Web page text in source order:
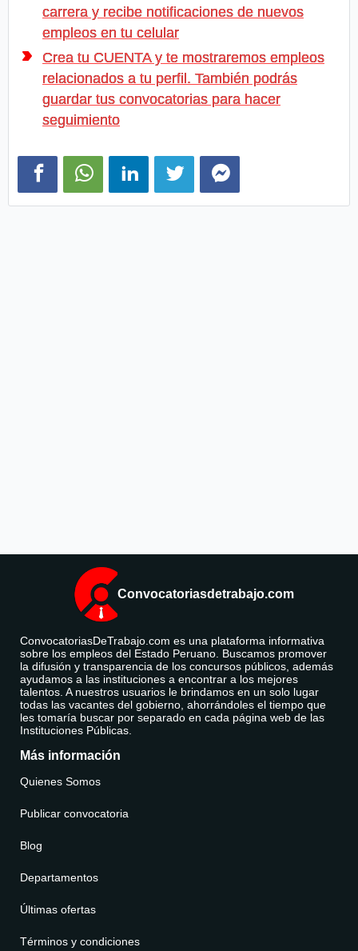
carrera y recibe notificaciones de nuevos
empleos en tu celular
Crea tu CUENTA y te mostraremos empleos
relacionados a tu perfil. También podrás
guardar tus convocatorias para hacer
seguimiento
Convocatoriasdetrabajo.com
ConvocatoriasDeTrabajo.com es una plataforma informativa
sobre los empleos del Estado Peruano. Buscamos promover
la difusión y transparencia de los concursos públicos, además
ayudamos a las instituciones a encontrar a los mejores
talentos. A nuestros usuarios le brindamos en un solo lugar
todas las vacantes del gobierno, ahorrándoles el tiempo que
les tomaría buscar por separado en cada página web de las
Instituciones Públicas.
Más información
Quienes Somos
Publicar convocatoria
Blog
Departamentos
Últimas ofertas
Términos y condiciones